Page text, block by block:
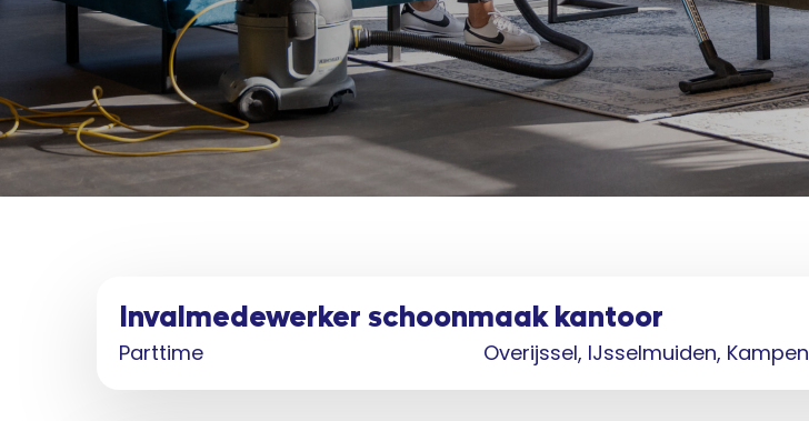
Invalmedewerker schoonmaak kantoor
Parttime Overijssel, IJsselmuiden, Kampen